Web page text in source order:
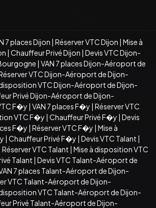
7 places Dijon | Réserver VTC Dijon | Mise à
| Chauffeur Privé Dijon | Devis VTC Dijon-
| VAN 7 places Dijon-Aéroport de
VTC Dijon-Aéroport de Dijon-
VTC Dijon-Aéroport de Dijon-
Privé Dijon-Aéroport de Dijon-
F�y | VAN 7 places F�y | Réserver VTC
VTC F�y | Chauffeur Privé F�y | Devis
F�y | Réserver VTC F�y | Mise à
| Chauffeur Privé F�y | Devis VTC Talant |
Réserver VTC Talant | Mise à disposition VTC
Talant | Devis VTC Talant-Aéroport de
7 places Talant-Aéroport de Dijon-
VTC Talant-Aéroport de Dijon-
VTC Talant-Aéroport de Dijon-
Privé Talant-Aéroport de Dijon-